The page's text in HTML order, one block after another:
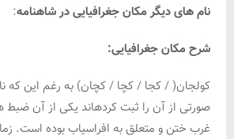
نام های دیگر مکان جغرافیایی در شاهنامه:
شرح مکان جغرافیایی:
کولجان( / کجا / کچا / کچان) به رغم این که
صورتی از آن را ثبت کردهاند یکی از آن
غرب ختن و متعلق به افراسیاب بوده است.